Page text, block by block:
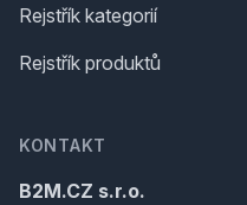
Rejstřík kategorií
Rejstřík produktů
KONTAKT
B2M.CZ s.r.o.